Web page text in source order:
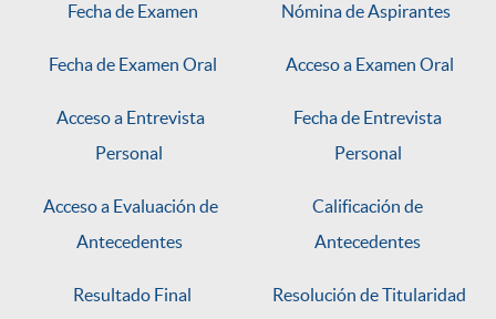
Fecha de Examen Nómina de Aspirantes
Fecha de Examen Oral Acceso a Examen Oral
Acceso a Entrevista
Personal
Fecha de Entrevista
Personal
Acceso a Evaluación de
Antecedentes
Calificación de
Antecedentes
Resultado Final Resolución de Titularidad